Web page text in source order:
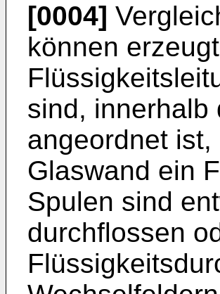
[0004]
können
sind, innerhalb
angeordnet
Glaswand ein
Spulen sind
durchflossen